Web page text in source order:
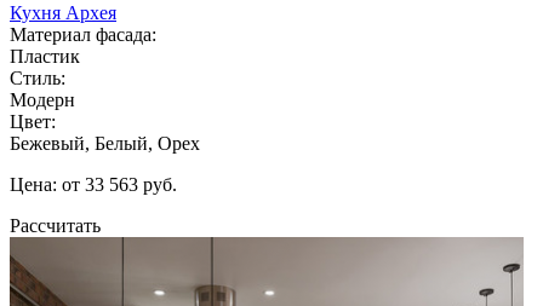
Кухня Архея
Материал фасада:
Пластик
Стиль:
Модерн
Цвет:
Бежевый, Белый, Орех
Цена: от 33 563 руб.
Рассчитать